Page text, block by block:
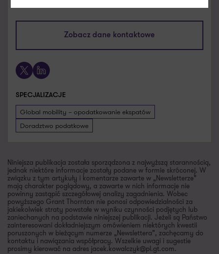
Zobacz dane kontaktowe
X LinkedIn
SPECJALIZACJE
Global mobility – opodatkowanie ekspatów
Doradztwo podatkowe
Niniejsza publikacja została sporządzona z najwyższą starannością,
jednak niektóre informacje zostały podane w formie skróconej. W
związku z tym artykuły i komentarze zawarte w „Newsletterze”
mają charakter poglądowy, a zawarte w nich informacje nie
powinny zastąpić szczegółowej analizy zagadnienia. Wobec
powyższego Grant Thornton nie ponosi odpowiedzialności za
jakiekolwiek straty powstałe w wyniku czynności podjętych lub
zaniechanych na podstawie niniejszej publikacji. Jeżeli są Państwo
zainteresowani dokładniejszym omówieniem niektórych kwestii
poruszonych w bieżącym numerze „Newslettera”, zachęcamy do
kontaktu i nawiązania współpracy. Wszelkie uwagi i sugestie
prosimy kierować na adres jacek.kowalczyk@pl.gt.com.